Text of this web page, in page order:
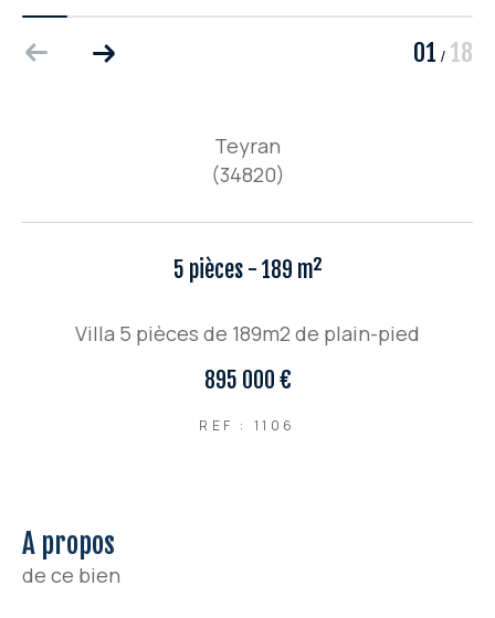
01 / 18
Teyran
(34820)
5 pièces - 189 m²
Villa 5 pièces de 189m2 de plain-pied
895 000 €
REF : 1106
a propos
de ce bien